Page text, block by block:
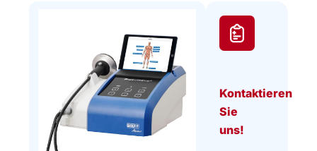
Kontaktieren
Sie
uns!